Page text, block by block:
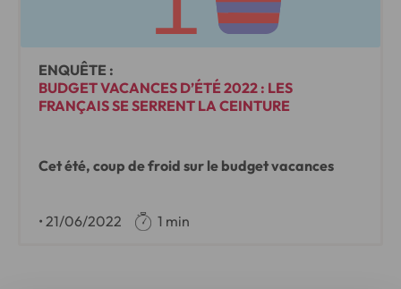
ENQUÊTE :
BUDGET VACANCES D’ÉTÉ 2022 : LES
FRANÇAIS SE SERRENT LA CEINTURE
Cet été, coup de froid sur le budget vacances
• 21/06/2022 1 min